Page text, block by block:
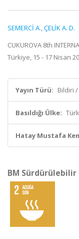
SEMERCİ A.,ÇELİK A. D.
CUKUROVA 8th
Türkiye, 15 - 17 Nisan
Yayın Türü: Bildiri
Basıldığı Ülke:
Hatay Mustafa
BM Sürdürülebilir